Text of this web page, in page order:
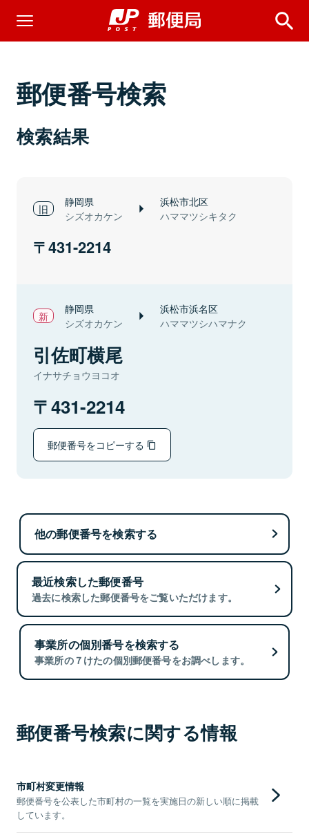
郵便番号検索
検索結果
静岡県
シズオカケン
浜松市北区
ハママツシキタク
431-2214
静岡県
シズオカケン
浜松市浜名区
ハママツシハマナク
引佐町横尾
イナサチョウヨコオ
431-2214
郵便番号をコピーする
他の郵便番号を検索する
最近検索した郵便番号
過去に検索した郵便番号をご覧いただけます。
事業所の個別番号を検索する
事業所の７けたの個別郵便番号をお調べします。
郵便番号検索に関する情報
市町村変更情報
郵便番号を公表した市町村の一覧を実施日の新しい順に掲載
しています。